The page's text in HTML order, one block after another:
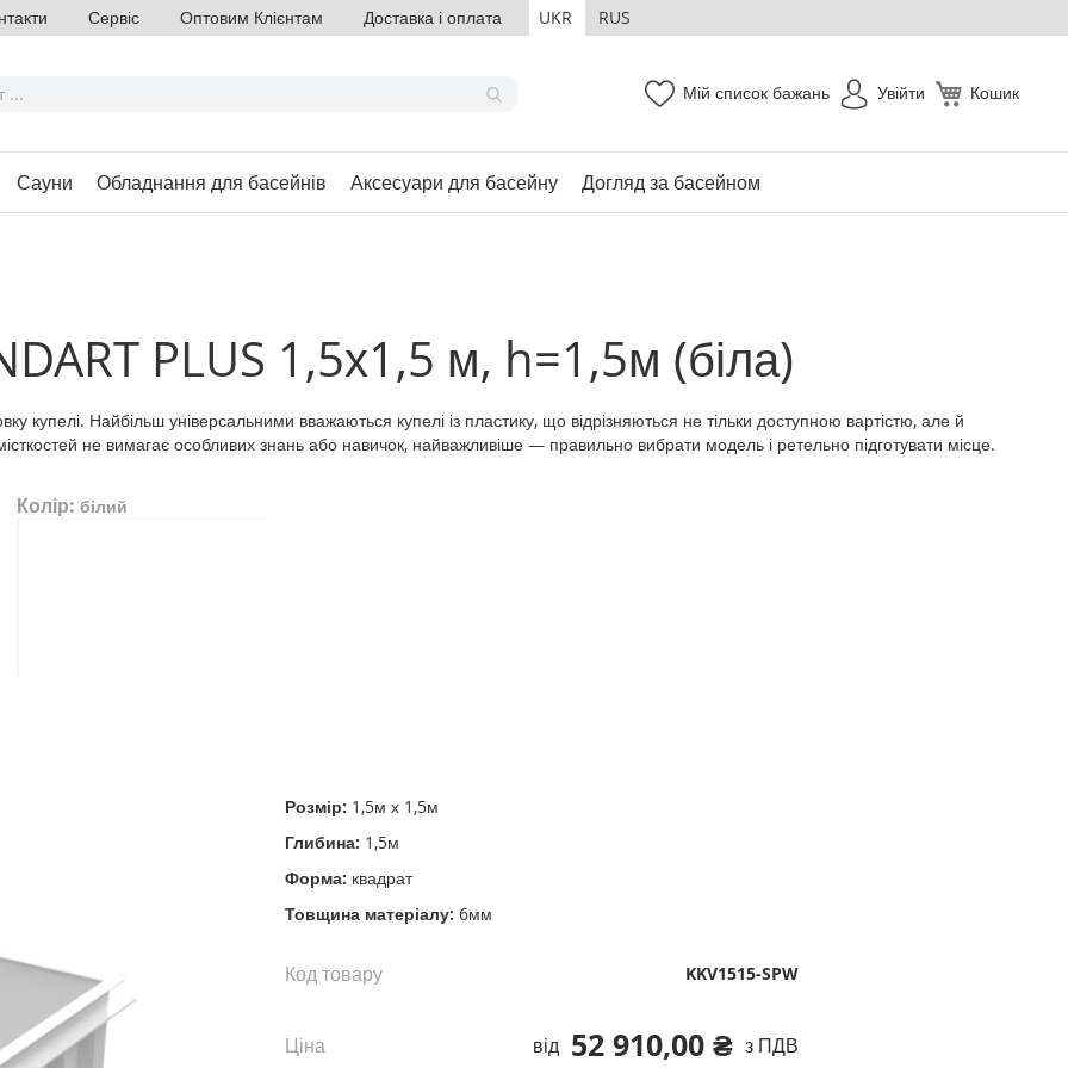
Сервіс Оптовим Клієнтам Доставка і оплата UKR RUS
Кошик
Мій список бажань Увійти
Сауни Обладнання для басейнів Аксесуари для басейну Догляд за басейном
PLUS 1,5х1,5 м, h=1,5м (біла)
купелі. Найбільш універсальними вважаються купелі із пластику, що відрізняються не тільки доступною вартістю, але й
не вимагає особливих знань або навичок, найважливіше — правильно вибрати модель і ретельно підготувати місце.
Колір: білий
Розмір: 1,5м х 1,5м
Глибина: 1,5м
Форма: квадрат
Товщина матеріалу: 6мм
52 910,00 ₴ з ПДВ
Ціна від
Код товару KKV1515-SPW